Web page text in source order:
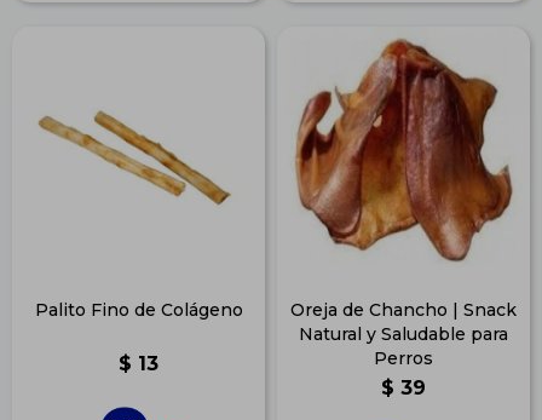
Palito Fino de Colágeno
$ 13
Oreja de Chancho | Snack
Natural y Saludable para
Perros
$ 39